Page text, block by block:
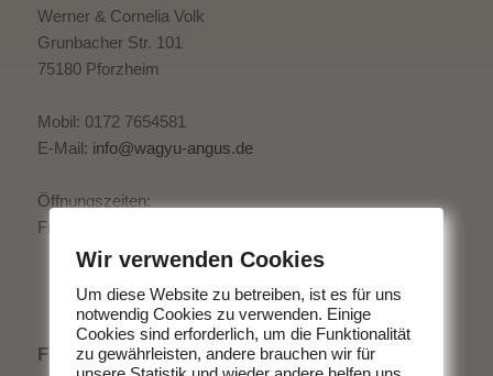
Werner & Cornelia Volk
Grunbacher Str. 101
75180 Pforzheim
Mobil: 0172 7654581
E-Mail: info@wagyu-angus.de
Öffnungszeiten:
Freitag 15:00 - 18:00 Uhr
FLYER ALS DOWNLOAD
Wir verwenden Cookies
Um diese Website zu betreiben, ist es für uns
notwendig Cookies zu verwenden. Einige
Cookies sind erforderlich, um die Funktionalität
zu gewährleisten, andere brauchen wir für